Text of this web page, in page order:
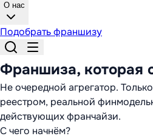
О нас
Подобрать франшизу
Франшиза, которая
Не очередной агрегатор.
реестром, реальной
действующих франчайзи.
С чего начнём?